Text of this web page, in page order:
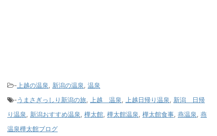
-上越の温泉, 新潟の温泉, 温泉
-うまさぎっしり新潟の旅, 上越 温泉, 上越日帰り温泉, 新潟 日帰
り温泉, 新潟おすすめ温泉, 樺太館, 樺太館温泉, 樺太館食事, 燕温泉, 燕
温泉樺太館ブログ